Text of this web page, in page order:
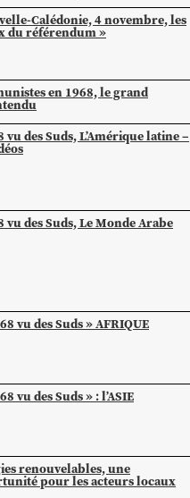
Calédonie, 4 novembre, les
du référendum »
en 1968, le grand
vu des Suds, L’Amérique latine –
vu des Suds, Le Monde Arabe
vu des Suds » AFRIQUE
vu des Suds » : l’ASIE
renouvelables, une
pour les acteurs locaux